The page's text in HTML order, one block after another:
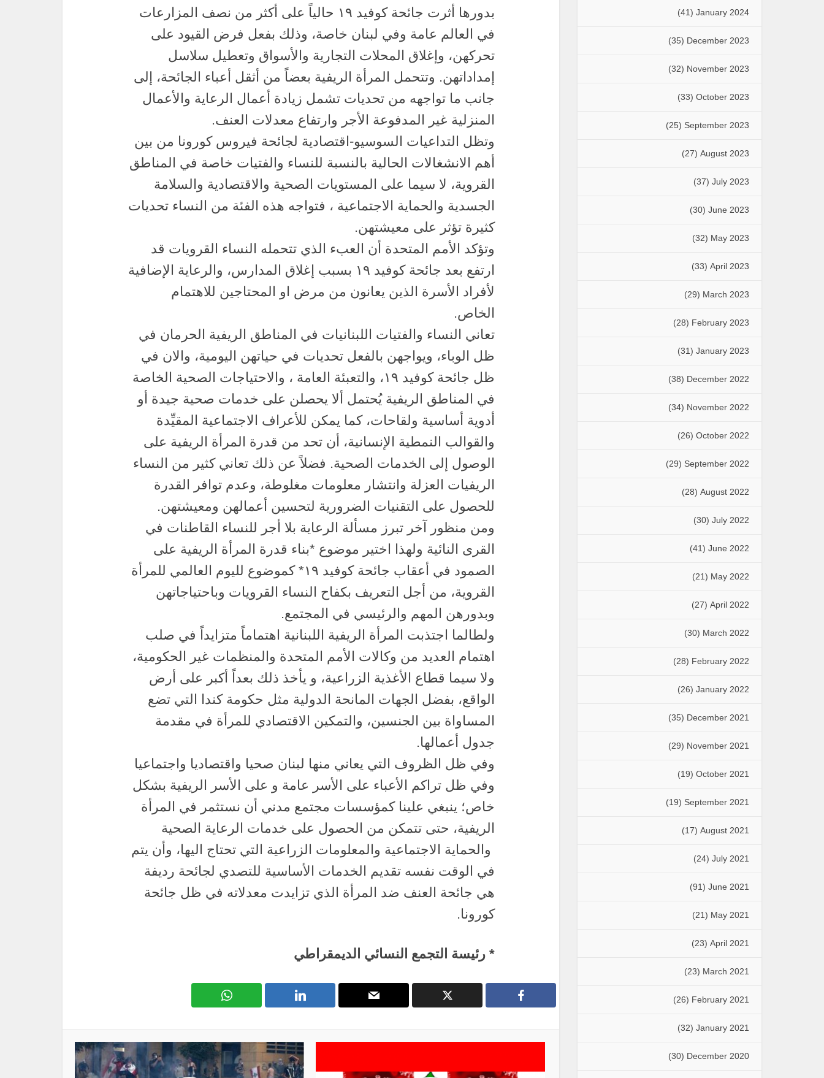
بدورها أثرت جائحة كوفيد ١٩ حالياً على أكثر من نصف المزارعات
في العالم عامة وفي لبنان خاصة، وذلك بفعل فرض القيود على
تحركهن، وإغلاق المحلات التجارية والأسواق وتعطيل سلاسل
إمداداتهن. وتتحمل المرأة الريفية بعضاً من أثقل أعباء الجائحة، إلى
جانب ما تواجهه من تحديات تشمل زيادة أعمال الرعاية والأعمال
المنزلية غير المدفوعة الأجر وارتفاع معدلات العنف.
وتظل التداعيات السوسيو-اقتصادية لجائحة فيروس كورونا من بين
أهم الانشغالات الحالية بالنسبة للنساء والفتيات خاصة في المناطق
القروية، لا سيما على المستويات الصحية والاقتصادية والسلامة
الجسدية والحماية الاجتماعية ، فتواجه هذه الفئة من النساء تحديات
كثيرة تؤثر على معيشتهن.
وتؤكد الأمم المتحدة أن العبء الذي تتحمله النساء القرويات قد
ارتفع بعد جائحة كوفيد ١٩ بسبب إغلاق المدارس، والرعاية الإضافية
لأفراد الأسرة الذين يعانون من مرض او المحتاجين للاهتمام
الخاص.
تعاني النساء والفتيات اللبنانيات في المناطق الريفية الحرمان في
ظل الوباء، ويواجهن بالفعل تحديات في حياتهن اليومية، والان في
ظل جائحة كوفيد ١٩، والتعبئة العامة ، والاحتياجات الصحية الخاصة
في المناطق الريفية يُحتمل ألا يحصلن على خدمات صحية جيدة أو
أدوية أساسية ولقاحات، كما يمكن للأعراف الاجتماعية المقيِّدة
والقوالب النمطية الإنسانية، أن تحد من قدرة المرأة الريفية على
الوصول إلى الخدمات الصحية. فضلاً عن ذلك تعاني كثير من النساء
الريفيات العزلة وانتشار معلومات مغلوطة، وعدم توافر القدرة
للحصول على التقنيات الضرورية لتحسين أعمالهن ومعيشتهن.
ومن منظور آخر تبرز مسألة الرعاية بلا أجر للنساء القاطنات في
القرى النائية ولهذا اختير موضوع *بناء قدرة المرأة الريفية على
الصمود في أعقاب جائحة كوفيد ١٩* كموضوع لليوم العالمي للمرأة
القروية، من أجل التعريف بكفاح النساء القرويات وباحتياجاتهن
وبدورهن المهم والرئيسي في المجتمع.
ولطالما اجتذبت المرأة الريفية اللبنانية اهتماماً متزايداً في صلب
اهتمام العديد من وكالات الأمم المتحدة والمنظمات غير الحكومية،
ولا سيما قطاع الأغذية الزراعية، و يأخذ ذلك بعداً أكبر على أرض
الواقع، بفضل الجهات المانحة الدولية مثل حكومة كندا التي تضع
المساواة بين الجنسين، والتمكين الاقتصادي للمرأة في مقدمة
جدول أعمالها.
وفي ظل الظروف التي يعاني منها لبنان صحيا واقتصاديا واجتماعيا
وفي ظل تراكم الأعباء على الأسر عامة و على الأسر الريفية بشكل
خاص؛ ينبغي علينا كمؤسسات مجتمع مدني أن نستثمر في المرأة
الريفية، حتى تتمكن من الحصول على خدمات الرعاية الصحية
والحماية الاجتماعية والمعلومات الزراعية التي تحتاج اليها، وأن يتم
في الوقت نفسه تقديم الخدمات الأساسية للتصدي لجائحة رديفة
هي جائحة العنف ضد المرأة الذي تزايدت معدلاته في ظل جائحة
كورونا.
* رئيسة التجمع النسائي الديمقراطي
January 2024
(41)
December 2023
(35)
November 2023
(32)
October 2023
(33)
September 2023
(25)
August 2023
(27)
July 2023
(37)
June 2023
(30)
May 2023
(32)
April 2023
(33)
March 2023
(29)
February 2023
(28)
January 2023
(31)
December 2022
(38)
November 2022
(34)
October 2022
(26)
September 2022
(29)
August 2022
(28)
July 2022
(30)
June 2022
(41)
May 2022
(21)
April 2022
(27)
March 2022
(30)
February 2022
(28)
January 2022
(26)
December 2021
(35)
November 2021
(29)
October 2021
(19)
September 2021
(19)
August 2021
(17)
July 2021
(24)
June 2021
(91)
May 2021
(21)
April 2021
(23)
March 2021
(23)
February 2021
(26)
January 2021
(32)
December 2020
(30)